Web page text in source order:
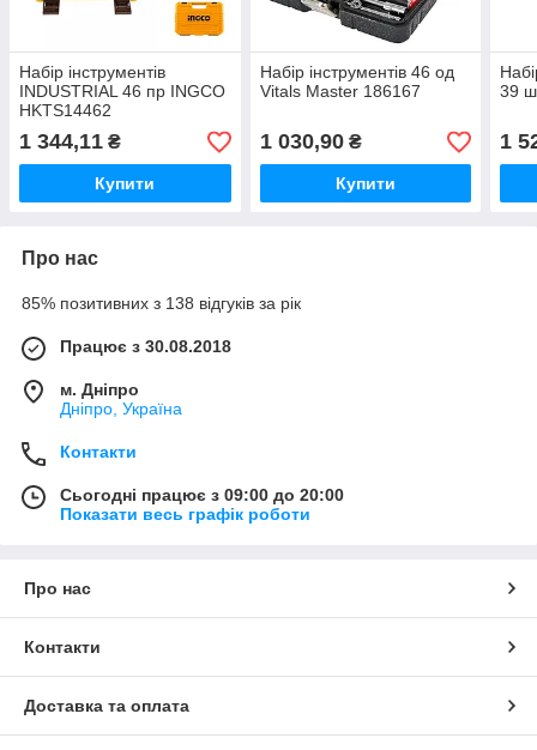
Набір інструментів
INDUSTRIAL 46 пр INGCO
HKTS14462
1 344,11 ₴
Купити
Набір інструментів 46 од
Vitals Master 186167
1 030,90₴
Купити
39
1
Про нас
85% позитивних з 138 відгуків за рік
Працює з 30.08.2018
м. Дніпро
Дніпро, Україна
Контакти
Сьогодні працює з 09:00 до 20:00
Показати весь графік роботи
Про нас
Контакти
Доставка та оплата